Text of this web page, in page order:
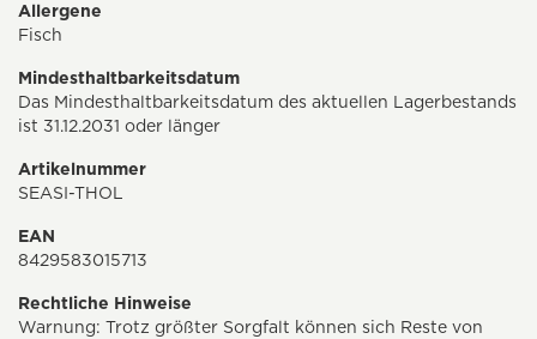
Allergene
Fisch
Mindesthaltbarkeitsdatum
Das Mindesthaltbarkeitsdatum des aktuellen Lagerbestands
ist 31.12.2031 oder länger
Artikelnummer
SEASI-THOL
EAN
8429583015713
Rechtliche Hinweise
Warnung: Trotz größter Sorgfalt können sich Reste von